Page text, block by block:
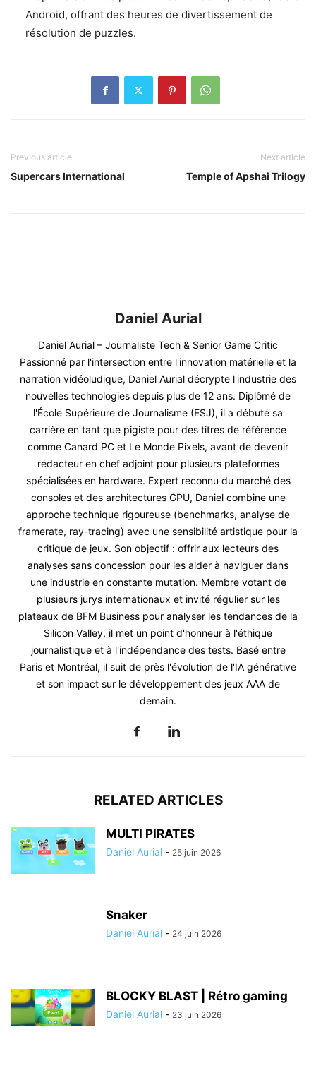
Android, offrant des heures de divertissement de
résolution de puzzles.
Previous article
Supercars International
Next article
Temple of Apshai Trilogy
Daniel Aurial
Daniel Aurial – Journaliste Tech & Senior Game Critic
Passionné par l'intersection entre l'innovation matérielle et la
narration vidéoludique, Daniel Aurial décrypte l'industrie des
nouvelles technologies depuis plus de 12 ans. Diplômé de
l'École Supérieure de Journalisme (ESJ), il a débuté sa
carrière en tant que pigiste pour des titres de référence
comme Canard PC et Le Monde Pixels, avant de devenir
rédacteur en chef adjoint pour plusieurs plateformes
spécialisées en hardware. Expert reconnu du marché des
consoles et des architectures GPU, Daniel combine une
approche technique rigoureuse (benchmarks, analyse de
framerate, ray-tracing) avec une sensibilité artistique pour la
critique de jeux. Son objectif : offrir aux lecteurs des
analyses sans concession pour les aider à naviguer dans
une industrie en constante mutation. Membre votant de
plusieurs jurys internationaux et invité régulier sur les
plateaux de BFM Business pour analyser les tendances de la
Silicon Valley, il met un point d'honneur à l'éthique
journalistique et à l'indépendance des tests. Basé entre
Paris et Montréal, il suit de près l'évolution de l'IA générative
et son impact sur le développement des jeux AAA de
demain.
RELATED ARTICLES
MULTI PIRATES
Daniel Aurial - 25 juin 2026
Snaker
Daniel Aurial - 24 juin 2026
BLOCKY BLAST | Rétro gaming
Daniel Aurial - 23 juin 2026